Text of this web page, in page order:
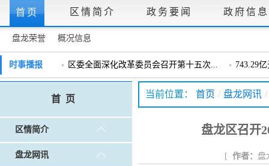
首页 区情简介 政务要闻 政府信
盘龙荣誉 概况信息
政府信息公开指南 | 政府信息公开制度 | 政策文件 法定主动公
常见问题问答
调查征集 做好“六稳”工作 落实“六保”任务 公共卫生知识普及
时事播报 区委全面深化改革委员会召开第十五次... 743.29
戴惠明调研辖区汽车企业 戴惠明
盘龙区委2026年度巡察工作会暨十三届...
戴惠明调研白沙河社区治理和东白沙河... 戴惠明
首 页
区情简介
盘龙网讯
当前位置： 首页 / 盘龙网讯 /
盘龙区召开
[ 作者： 盘